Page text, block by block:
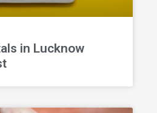
in Lucknow